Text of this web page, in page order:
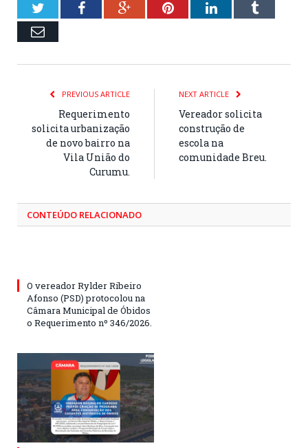
TwitterFacebookGoogle+PinterestLinkedInTumblr
Email
PREVIOUS ARTICLE
Requerimento
solicita urbanização
de novo bairro na
Vila União do
Curumu.
NEXT ARTICLE
Vereador solicita
construção de
escola na
comunidade Breu.
CONTEÚDO RELACIONADO
O vereador Rylder Ribeiro
Afonso (PSD) protocolou na
Câmara Municipal de Óbidos
o Requerimento nº 346/2026.